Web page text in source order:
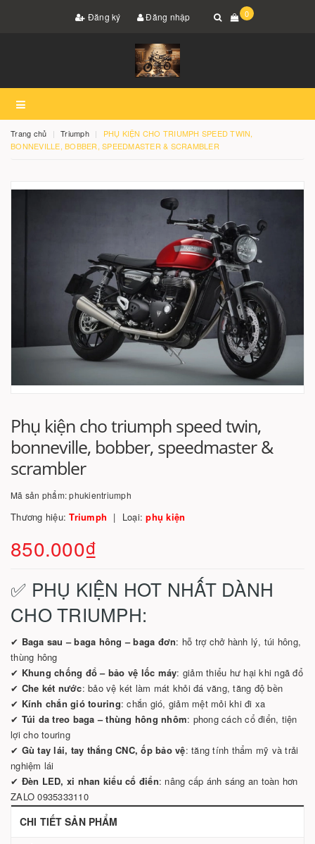
Đăng ký Đăng nhập 0
Trang chủ Triumph
PHỤ KIỆN CHO TRIUMPH SPEED TWIN,
BONNEVILLE, BOBBER, SPEEDMASTER & SCRAMBLER
Phụ kiện cho triumph speed twin,
bonneville, bobber, speedmaster &
scrambler
Mã sản phẩm:phukientriumph
Thương hiệu:Triumph Loại:phụ kiện
850.000₫
✅ PHỤ KIỆN HOT NHẤT DÀNH
CHO TRIUMPH:
✔ Baga sau – baga hông – baga đơn: hỗ trợ chở hành lý, túi hông,
thùng hông
✔ Khung chống đổ – bảo vệ lốc máy: giảm thiểu hư hại khi ngã đổ
✔ Che két nước: bảo vệ két làm mát khỏi đá văng, tăng độ bền
✔ Kính chắn gió touring: chắn gió, giảm mệt mỏi khi đi xa
✔ Túi da treo baga – thùng hông nhôm: phong cách cổ điển, tiện
lợi cho touring
✔ Gù tay lái, tay thắng CNC, ốp bảo vệ: tăng tính thẩm mỹ và trải
nghiệm lái
✔ Đèn LED, xi nhan kiểu cổ điển: nâng cấp ánh sáng an toàn hơn
ZALO 0935333110
CHI TIẾT SẢN PHẨM